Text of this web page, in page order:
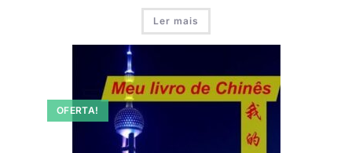
Ler mais
OFERTA!